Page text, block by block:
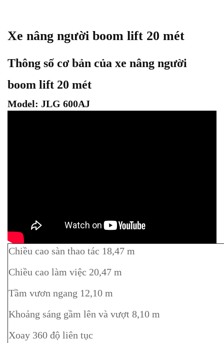
Xe nâng người boom lift 20 mét
Thông số cơ bản của xe nâng người
boom lift 20 mét
Model: JLG 600AJ
Chiều cao sàn thao tác 18,47 m
Chiều cao làm việc 20,47 m
Tầm vươn ngang 12,10 m
Khoảng sáng gầm lên và vượt 8,10 m
Xoay 360 độ liên tục